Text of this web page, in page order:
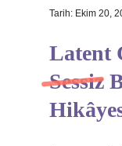
Tarih: Ekim 20,
Latent
Sessiz